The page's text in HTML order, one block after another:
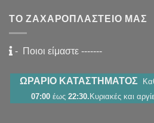
ΤΟ ΖΑΧΑΡΟΠΛΑΣΤΕΊΟ ΜΑΣ
- Ποιοι είμαστε -------
ΩΡΑΡΙΟ ΚΑΤΑΣΤΗΜΑΤΟΣ
07:00 έως 22:30. Κυριακές και